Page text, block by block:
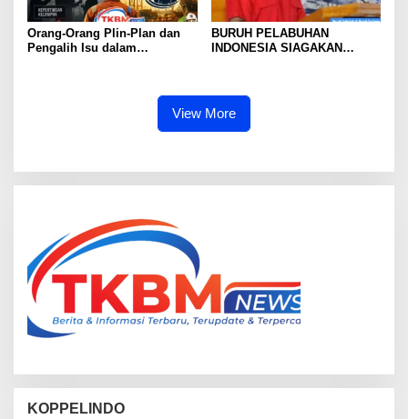
Orang-Orang Plin-Plan dan
Pengalih Isu dalam
BURUH PELABUHAN
INDONESIA SIAGAKAN
View More
KOPPELINDO